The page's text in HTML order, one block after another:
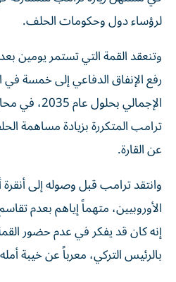
لرؤساء دول وحكومات الحلف.
وتنعقد القمة التي تستمر يومين
رفع الإنفاق الدفاعي إلى خمسة في
الإجمالي
ترامب المتكررة بزيادة مساهمة
عن القارة.
وانتقد ترامب قبل وصوله إلى
الأوروبيين، متهماً إياهم بعدم
إنه كان قد يفكر في عدم حضور
بالرئيس التركي، معرباً عن خيبة